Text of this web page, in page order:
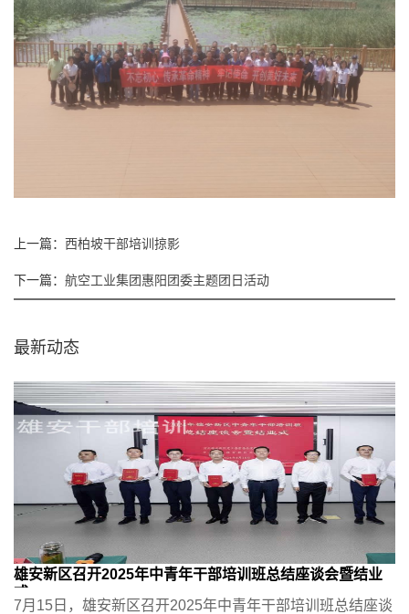
上一篇： 西柏坡干部培训掠影
下一篇： 航空工业集团惠阳团委主题团日活动
最新动态
雄安新区召开2025年中青年干部培训班总结座谈会暨结业
式
7月15日，雄安新区召开2025年中青年干部培训班总结座谈